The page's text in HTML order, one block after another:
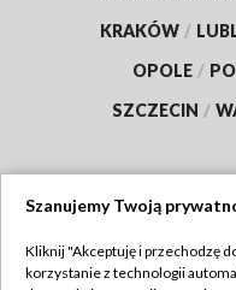
KRAKÓW /
OPOLE /
SZCZECIN /
Szanujemy Twoją
Kliknij "Akceptuję i przechodzę
korzystanie z technologii